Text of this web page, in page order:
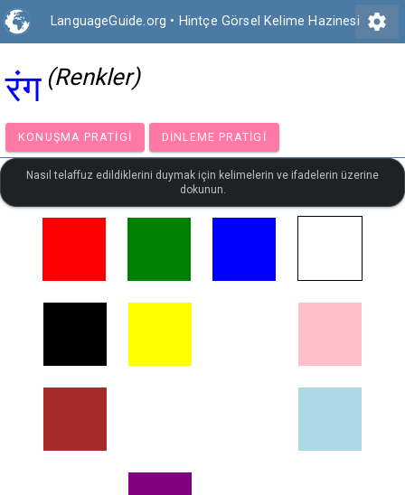
LanguageGuide.org • Hintçe Görsel Kelime Hazinesi settings
रंग (Renkler)
KONUŞMA PRATIGI DINLEME PRATIGI
Nasıl telaffuz edildiklerini duymak için kelimelerin ve ifadelerin üzerine
dokunun.